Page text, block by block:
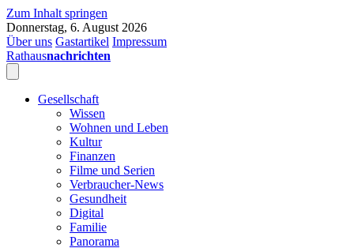
Zum Inhalt springen
Donnerstag, 6. August 2026
Über uns Gastartikel Impressum
Rathausnachrichten
Gesellschaft
Wissen
Wohnen und Leben
Kultur
Finanzen
Filme und Serien
Verbraucher-News
Gesundheit
Digital
Familie
Panorama